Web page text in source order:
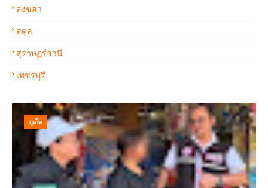
สงขลา
สตูล
สุราษฏร์ธานี
เพชรบุรี
ภูเก็ต